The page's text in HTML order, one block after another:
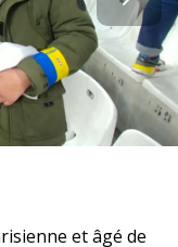
3
et âgé de